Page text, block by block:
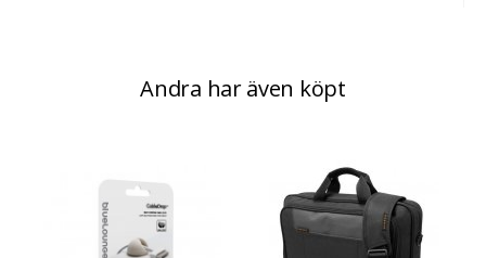
Andra har även köpt